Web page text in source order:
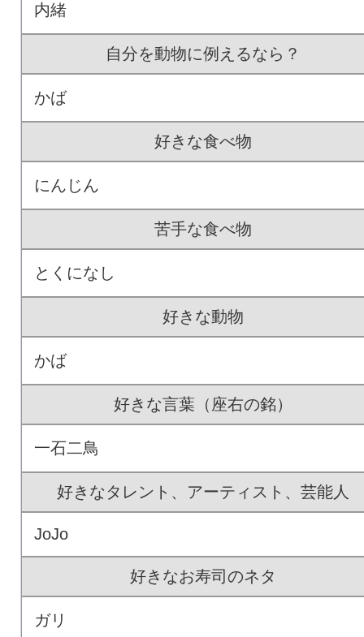
内緒
自分を動物に例えるなら？
かば
好きな食べ物
にんじん
苦手な食べ物
とくになし
好きな動物
かば
好きな言葉（座右の銘）
一石二鳥
好きなタレント、アーティスト、芸能人
JoJo
好きなお寿司のネタ
ガリ